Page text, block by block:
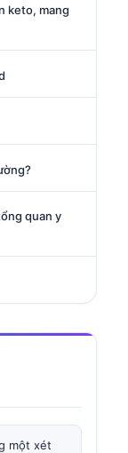
keto, mang
quan y
một xét